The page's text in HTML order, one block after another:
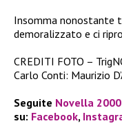
Insomma nonostante
demoralizzato e ci
CREDITI FOTO –
Carlo Conti: Maurizio
Seguite Novella 2000
su: Facebook,